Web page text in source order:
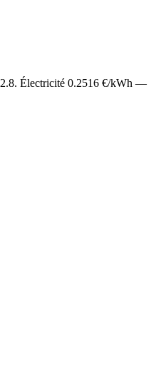
2.8. Électricité 0.2516 €/kWh —